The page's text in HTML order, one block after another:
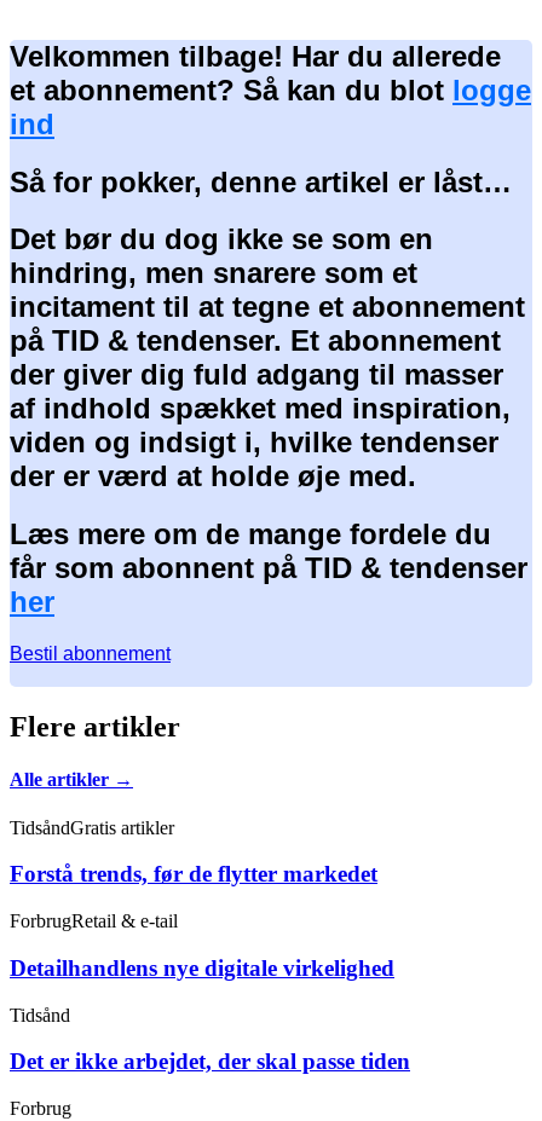
Velkommen tilbage! Har du allerede
et abonnement? Så kan du blot logge
ind
Så for pokker, denne artikel er låst…
Det bør du dog ikke se som en
hindring, men snarere som et
incitament til at tegne et abonnement
på TID & tendenser. Et abonnement
der giver dig fuld adgang til masser
af indhold spækket med inspiration,
viden og indsigt i, hvilke tendenser
der er værd at holde øje med.
Læs mere om de mange fordele du
får som abonnent på TID & tendenser
her
Bestil abonnement
Flere artikler
Alle artikler →
TidsåndGratis artikler
Forstå trends, før de flytter markedet
ForbrugRetail & e-tail
Detailhandlens nye digitale virkelighed
Tidsånd
Det er ikke arbejdet, der skal passe tiden
Forbrug